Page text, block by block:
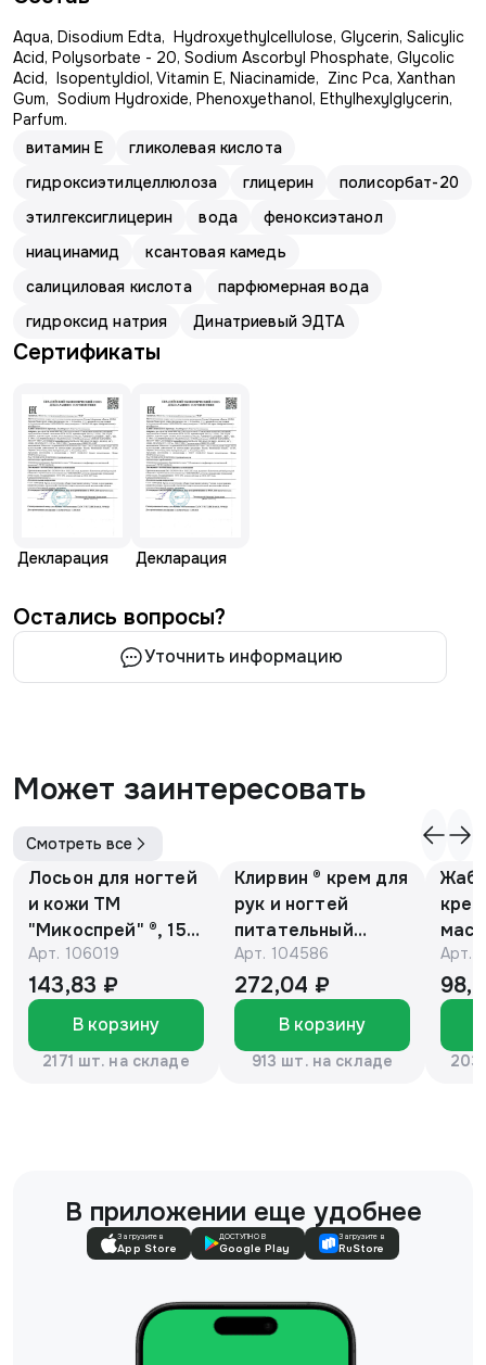
Aqua, Disodium Edta, Hydroxyethylcellulose, Glycerin, Salicylic
Acid, Polysorbate - 20, Sodium Ascorbyl Phosphate, Glycolic
Acid, Isopentyldiol, Vitamin E, Niacinamide, Zinc Pca, Xanthan
Gum, Sodium Hydroxide, Phenoxyethanol, Ethylhexylglycerin,
Parfum.
витамин E
гликолевая кислота
гидроксиэтилцеллюлоза
глицерин
полисорбат-20
этилгексиглицерин
вода
феноксиэтанол
ниацинамид
ксантовая камедь
салициловая кислота
парфюмерная вода
гидроксид натрия
Динатриевый ЭДТА
Сертификаты
Декларация Декларация
Остались вопросы?
Уточнить информацию
Может заинтересовать
Смотреть все
Лосьон для ногтей
и кожи ТМ
"Микоспрей" ®, 15
мл
Арт. 106019
143,83 ₽
В корзину
2171 шт. на складе
Клирвин ® крем для
рук и ногтей
питательный
против
гиперпигментации
для осветления
кожи 75 г
Арт. 104586
272,04 ₽
В корзину
913 шт. на складе
Арт.
В приложении еще удобнее
Загрузите в
App Store
ДОСТУПНО В
Google Play
Загрузите в
RuStore